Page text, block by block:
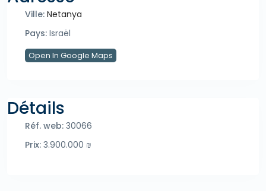
Ville: Netanya
Pays: Israël
Open In Google Maps
Détails
Réf. web: 30066
Prix: 3.900.000 ₪